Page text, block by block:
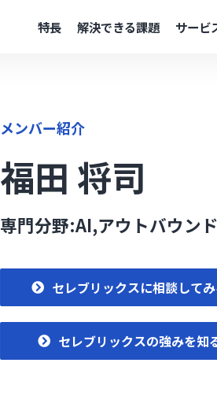
特長 解決できる課題 サービ
メンバー紹介
福田 将司
専門分野:AI,アウトバウン
セレブリックスに相談して
セレブリックスの強みを知